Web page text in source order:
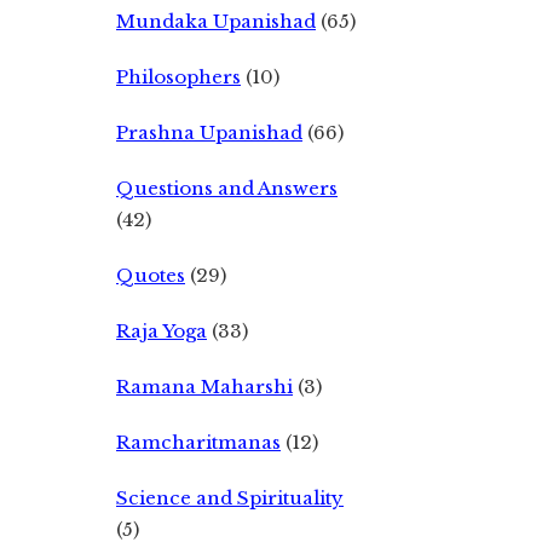
Mundaka Upanishad (65)
Philosophers (10)
Prashna Upanishad (66)
Questions and Answers
(42)
Quotes (29)
Raja Yoga (33)
Ramana Maharshi (3)
Ramcharitmanas (12)
Science and Spirituality
(5)